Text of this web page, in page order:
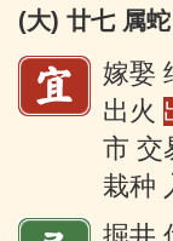
(大) 廿七 属蛇
嫁娶
出火
市 交
栽种